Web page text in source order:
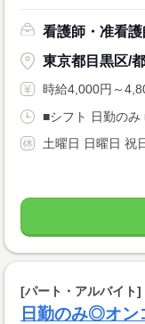
看護師・准看護
東京都目黒区/
時給4,000円～
■シフト 日勤のみ
土曜日 日曜日 祝
[パート・アルバイト]
日勤のみ◎オ